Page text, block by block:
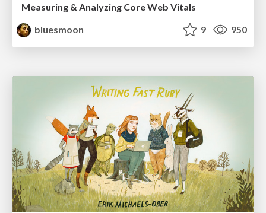
Measuring & Analyzing Core Web Vitals
bluesmoon
9 950